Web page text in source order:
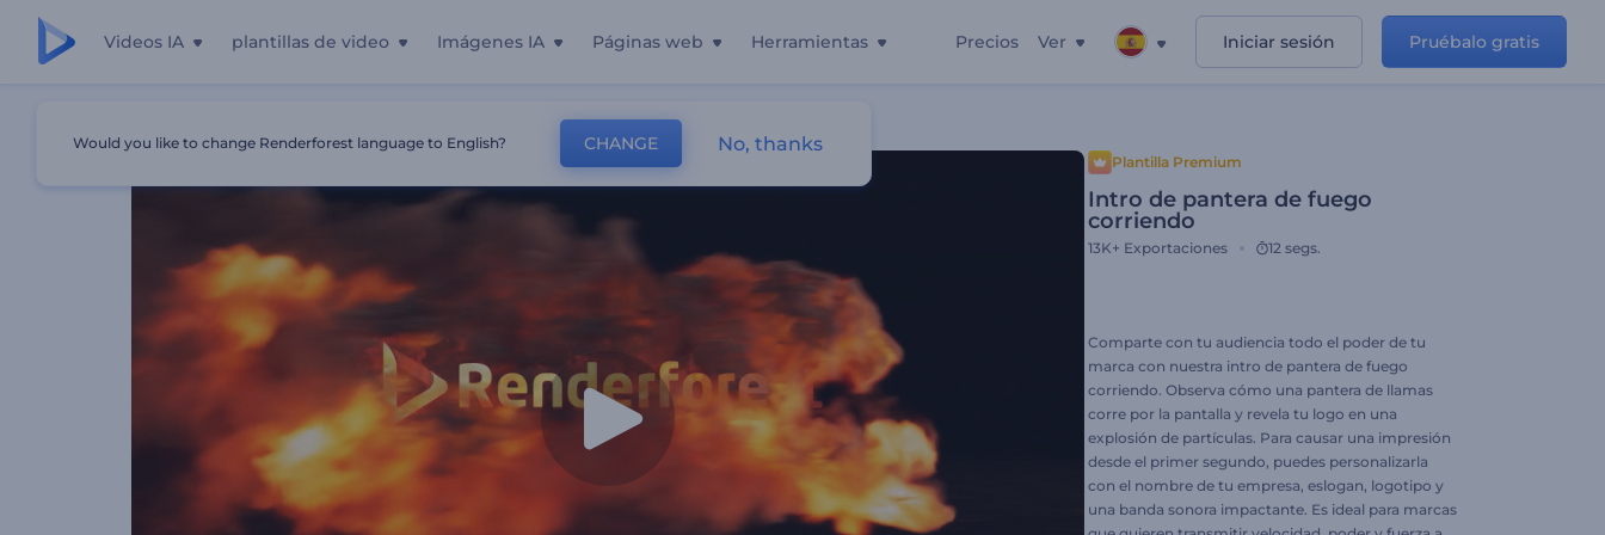
Videos IA plantillas de video Imágenes IA Páginas web Herramientas Precios Ver Iniciar sesión Pruébalo gratis
Plantilla Premium
Intro de pantera de fuego
corriendo
13K+ Exportaciones 12 segs.
Comparte con tu audiencia todo el poder de tu
marca con nuestra intro de pantera de fuego
corriendo. Observa cómo una pantera de llamas
corre por la pantalla y revela tu logo en una
explosión de partículas. Para causar una impresión
desde el primer segundo, puedes personalizarla
con el nombre de tu empresa, eslogan, logotipo y
una banda sonora impactante. Es ideal para marcas
Would you like to change Renderforest language to English? CHANGE No, thanks